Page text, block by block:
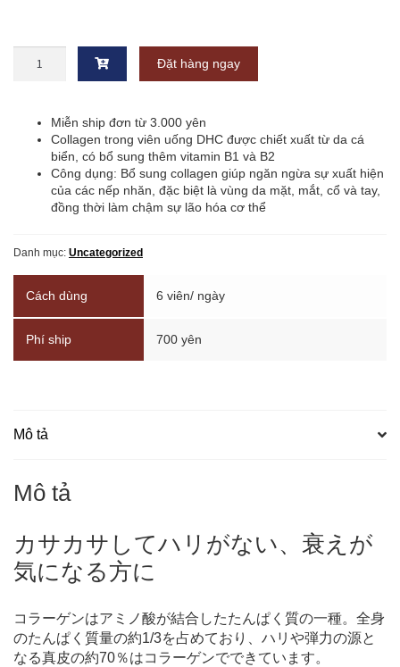
uống
ngày
日
分
Đặt hàng ngay
Miễn ship đơn từ 3.000 yên
Collagen trong viên uống DHC được chiết xuất từ da cá
biển, có bổ sung thêm vitamin B1 và B2
Công dụng: Bổ sung collagen giúp ngăn ngừa sự xuất hiện
của các nếp nhăn, đặc biệt là vùng da mặt, mắt, cổ và tay,
đồng thời làm chậm sự lão hóa cơ thể
Danh mục: Uncategorized
Cách dùng 6 viên/ ngày
Phí ship 700 yên
Mô tả
Mô tả
カサカサしてハリがない、衰えが
気になる方に
コラーゲンはアミノ酸が結合したたんぱく質の一種。全身
のたんぱく質量の約1/3を占めており、ハリや弾力の源と
なる真皮の約70％はコラーゲンでできています。